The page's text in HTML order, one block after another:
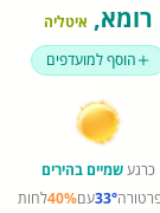
רומא, איטליה
הוסף למועדפים
כרגעשמיים בהירים
33°עם40%לחות